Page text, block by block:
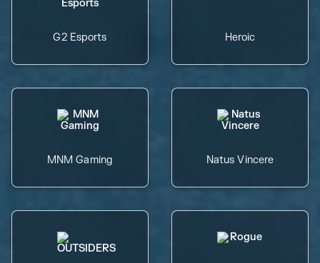
G2 Esports Heroic
MNM Gaming Natus Vincere